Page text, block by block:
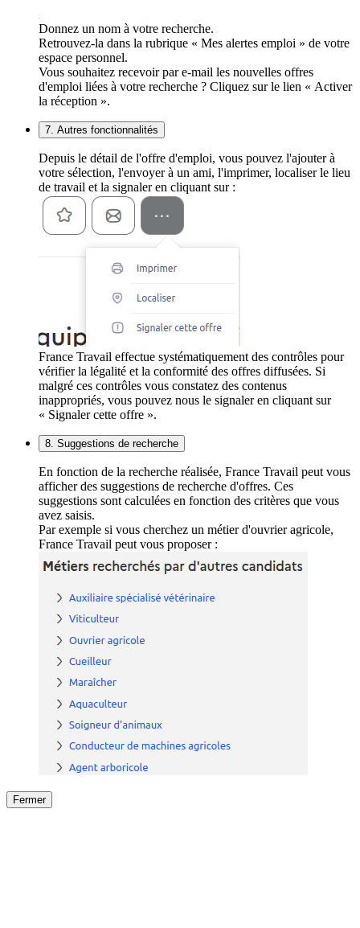
Donnez un nom à votre recherche.
Retrouvez-la dans la rubrique « Mes alertes emploi » de votre
espace personnel.
Vous souhaitez recevoir par e-mail les nouvelles offres
d'emploi liées à votre recherche ? Cliquez sur le lien « Activer
la réception ».
7. Autres fonctionnalités
Depuis le détail de l'offre d'emploi, vous pouvez l'ajouter à
votre sélection, l'envoyer à un ami, l'imprimer, localiser le lieu
de travail et la signaler en cliquant sur :
France Travail effectue systématiquement des contrôles pour
vérifier la légalité et la conformité des offres diffusées. Si
malgré ces contrôles vous constatez des contenus
inappropriés, vous pouvez nous le signaler en cliquant sur
« Signaler cette offre ».
8. Suggestions de recherche
En fonction de la recherche réalisée, France Travail peut vous
afficher des suggestions de recherche d'offres. Ces
suggestions sont calculées en fonction des critères que vous
avez saisis.
Par exemple si vous cherchez un métier d'ouvrier agricole,
France Travail peut vous proposer :
Fermer